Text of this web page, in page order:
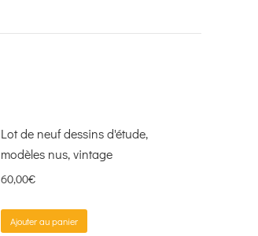
Lot de neuf dessins d'étude,
modèles nus, vintage
60,00€
Ajouter au panier